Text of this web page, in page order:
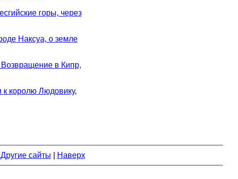
горы, через
Наксуа, о земле
в Кипр,
королю Людовику,
Другие сайты Наверх